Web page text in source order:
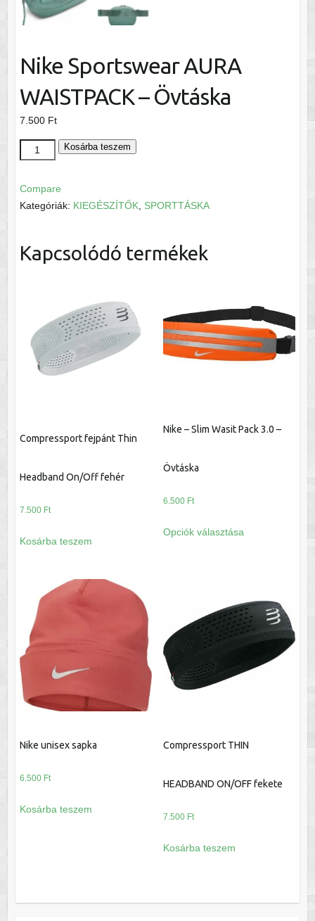
Nike Sportswear AURA
WAISTPACK – Övtáska
7.500 Ft
Nike
Sportswear
WAISTPACK
mennyiség
Kosárba teszem
Compare
Kategóriák: KIEGÉSZÍTŐK, SPORTTÁSKA
Kapcsolódó termékek
Compressport fejpánt Thin
Headband On/Off fehér
7.500 Ft
Kosárba teszem
Nike – Slim Wasit Pack 3.0 –
Övtáska
6.500 Ft
Opciók választása
a
van.
A
változatok
termékoldalon
Nike unisex sapka
6.500 Ft
Kosárba teszem
Compressport THIN
HEADBAND ON/OFF fekete
7.500 Ft
Kosárba teszem